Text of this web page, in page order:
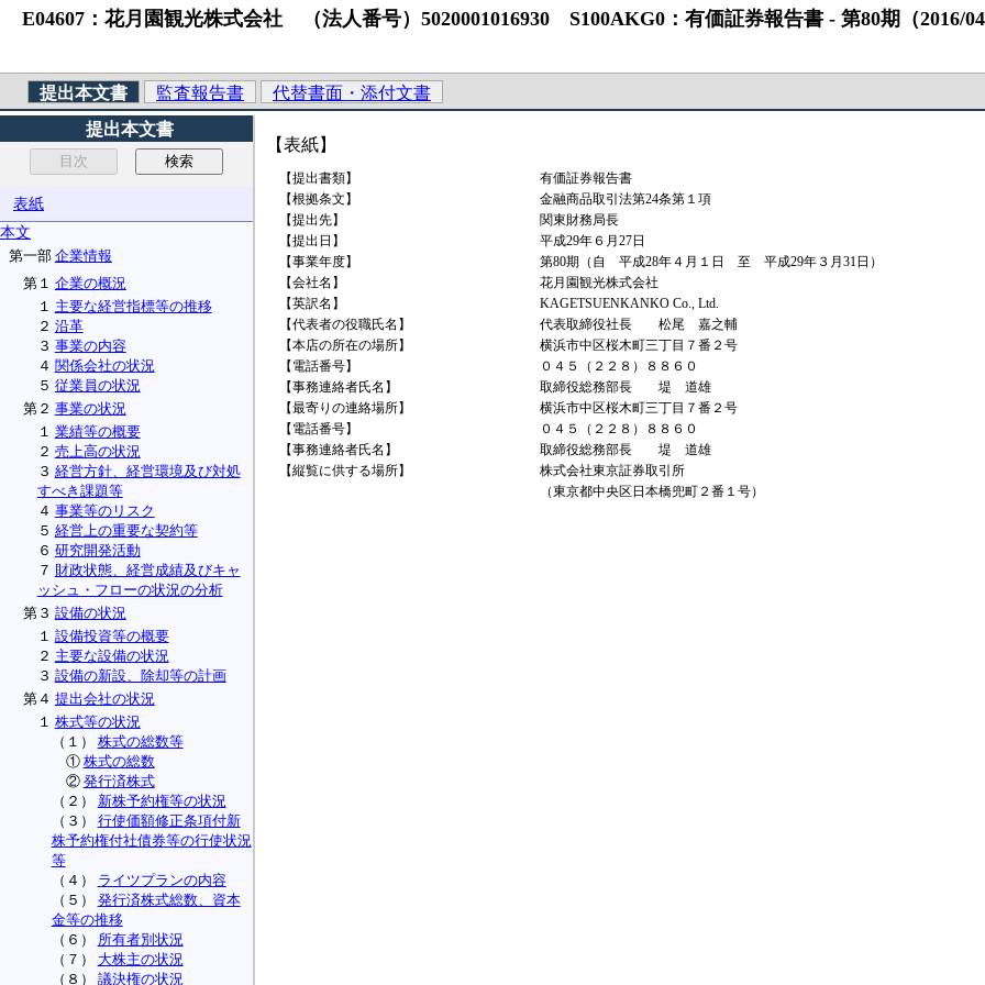
E04607：花月園観光株式会社 （法人番号）5020001016930 S100AKG0：有価証券報告書 ‐ 第80期（2016/04/
提出本文書 監査報告書
代替書面・添付文書
提出本文書